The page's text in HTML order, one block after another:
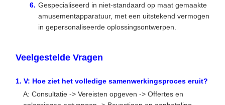
Gespecialiseerd in niet-standaard op maat gemaakte
amusementapparatuur, met een uitstekend vermogen
in gepersonaliseerde oplossingsontwerpen.
Veelgestelde Vragen
1. V: Hoe ziet het volledige samenwerkingsproces eruit?
A: Consultatie -> Vereisten opgeven -> Offertes en